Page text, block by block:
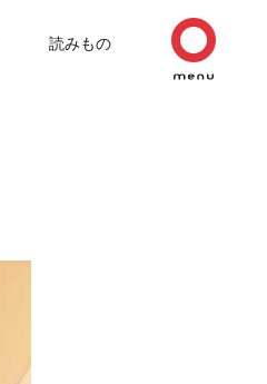
読みもの